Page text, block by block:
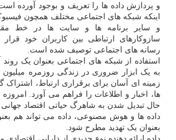
و پردازش داده ها را تعریف و بوجود آورده
اینکه شبکه های اجتماعی مختلف همچون فیسبوک،
و سایر برنامه ها و سایت ها در خط
سازوکارهای ارتباطی بین کاربران خود قرار
رسانه های اجتماعی توصیف شده است.
استفاده از شبکه های اجتماعی بعنوان یک
به یک ابزار ضروری در زندگی روزمره میلیون
زمینه ای آسان برای برقراری ارتباط، اشتراک
ها، اخبار و اطلاعات را فراهم می آورد.
حال تبدیل شدن به شاهرگ حیاتی اقتصاد
داده ها و هوش مصنوعی، داده می تواند هم
بعنوان یک تهدید مطرح شود.